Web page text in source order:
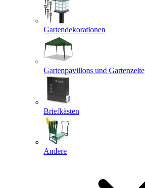
Gartendekorationen
Gartenpavillons und Gartenzelte
Briefkästen
Andere